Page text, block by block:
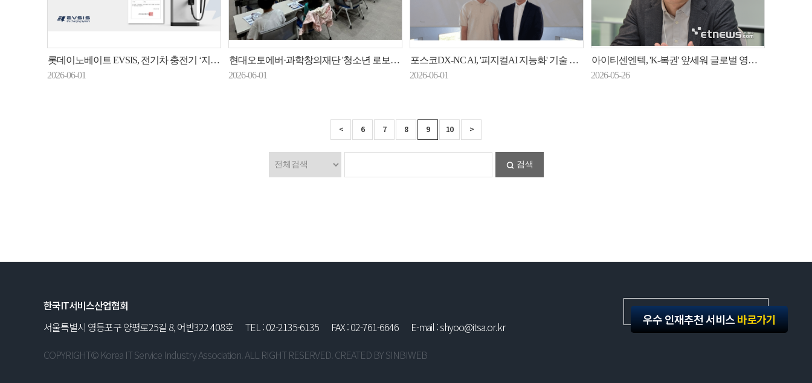
우수 인재추천 서비스바로가기
롯데이노베이트 EVSIS, 전기차 충전기 ‘지능정보 제품 검증’ 취득…공공사업 추진 속도
2026-06-01
현대오토에버·과학창의재단 '청소년 로보틱스 챌린지' 개시
2026-06-01
포스코DX-NC AI, '피지컬AI 지능화' 기술 공동 개발
2026-06-01
아이티센엔텍, 'K-복권' 앞세워 글로벌 영토 확장
2026-05-26
< 6 7 8 9 10 >
검색
Family Site
한국IT서비스산업협회
서울특별시 영등포구 양평로25길 8, 어반322 408호
TEL : 02-2135-6135 FAX : 02-761-6646
E-mail : shyoo@itsa.or.kr
COPYRIGHT© Korea IT Service Industry Association. ALL RIGHT RESERVED. CREATED BYSINBIWEB